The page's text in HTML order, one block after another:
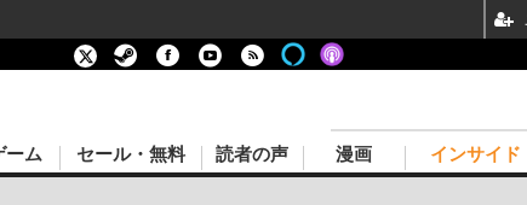
ーム セール・無料 読者の声 漫画 インサイド